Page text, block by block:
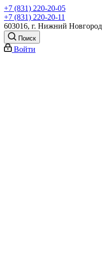
+7 (831) 220-20-05
+7 (831) 220-20-11
603016, г. Нижний
Поиск
Войти